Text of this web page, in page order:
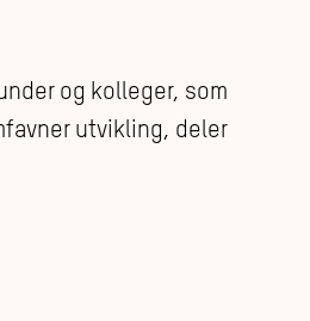
og kolleger, som
utvikling, deler